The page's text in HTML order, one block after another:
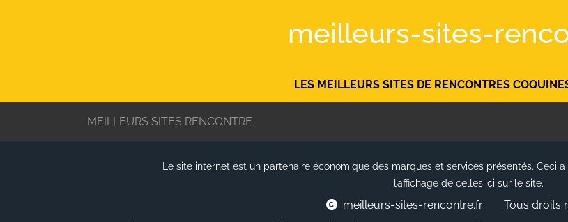
meilleurs-sites-
LES MEILLEURS SITES DE RENCONTRES
MEILLEURS SITES RENCONTRE
Le site internet est un partenaire économique des marques et services présentés. Ceci
l’affichage de celles-ci sur le site.
meilleurs-sites-rencontre.fr
Tous droits